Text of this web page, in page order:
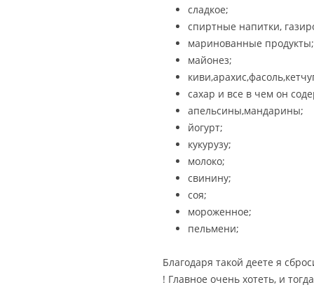
сладкое;
спиртные напитки,
маринованные продукты;
майонез;
сахар и все в чем он
апельсины,мандарины;
йогурт;
кукурузу;
молоко;
свинину;
соя;
мороженное;
пельмени;
Благодаря такой деете я
! Главное очень хотеть, и